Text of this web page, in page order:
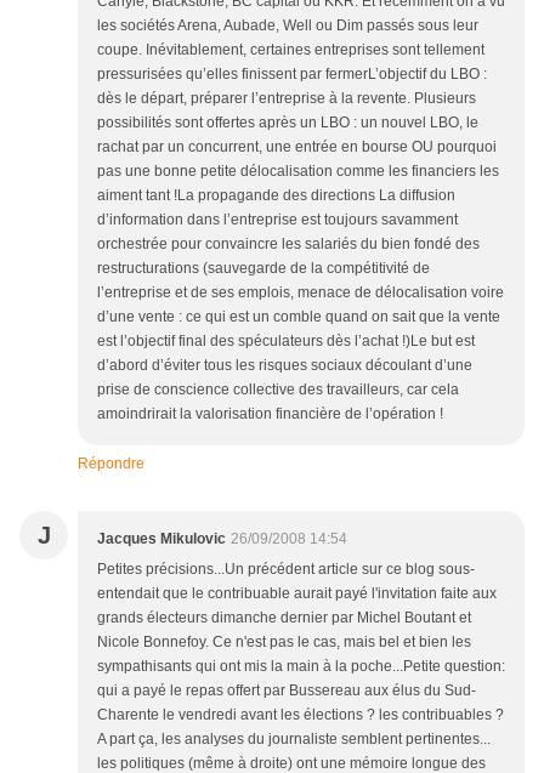
les sociétés Arena, Aubade, Well ou Dim passés sous leur
coupe. Inévitablement, certaines entreprises sont tellement
pressurisées qu’elles finissent par fermerL’objectif du LBO :
dès le départ, préparer l’entreprise à la revente. Plusieurs
possibilités sont offertes après un LBO : un nouvel LBO, le
rachat par un concurrent, une entrée en bourse OU pourquoi
pas une bonne petite délocalisation comme les financiers les
aiment tant !La propagande des directions La diffusion
d’information dans l’entreprise est toujours savamment
orchestrée pour convaincre les salariés du bien fondé des
restructurations (sauvegarde de la compétitivité de
l’entreprise et de ses emplois, menace de délocalisation voire
d’une vente : ce qui est un comble quand on sait que la vente
est l’objectif final des spéculateurs dès l’achat !)Le but est
d’abord d’éviter tous les risques sociaux découlant d’une
prise de conscience collective des travailleurs, car cela
amoindrirait la valorisation financière de l’opération !
Répondre
J Jacques Mikulovic 26/09/2008 14:54
Petites précisions...Un précédent article sur ce blog sous-
entendait que le contribuable aurait payé l'invitation faite aux
grands électeurs dimanche dernier par Michel Boutant et
Nicole Bonnefoy. Ce n'est pas le cas, mais bel et bien les
sympathisants qui ont mis la main à la poche...Petite question:
qui a payé le repas offert par Bussereau aux élus du Sud-
Charente le vendredi avant les élections ? les contribuables ?
A part ça, les analyses du journaliste semblent pertinentes...
les politiques (même à droite) ont une mémoire longue des